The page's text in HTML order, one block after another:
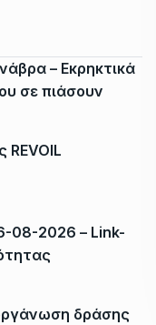
– Εκρηκτικά
σε πιάσουν
REVOIL
08-2026 – Link-
δράσης